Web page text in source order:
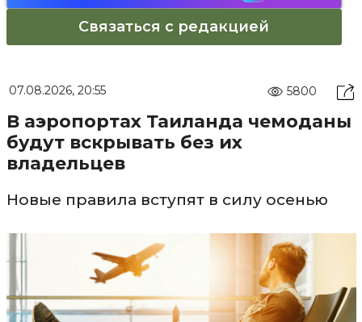
Связаться с редакцией
07.08.2026, 20:55 5800
В аэропортах Таиланда чемоданы
будут вскрывать без их
владельцев
Новые правила вступят в силу осенью